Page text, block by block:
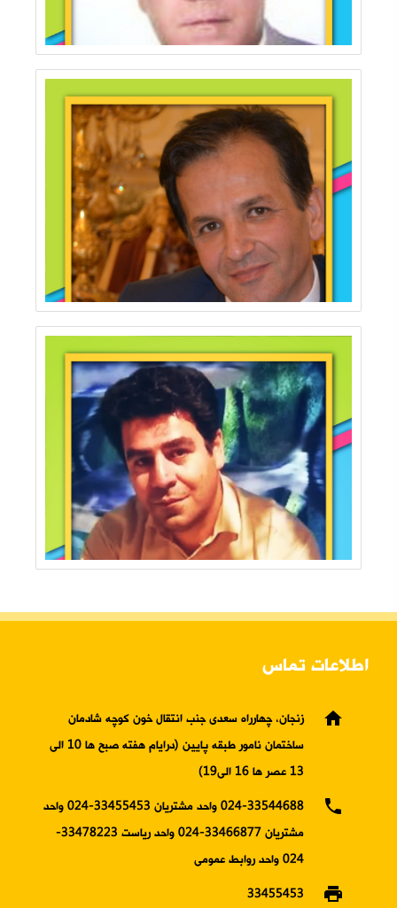
اطلاعات تماس
home
زنجان، چهارراه سعدی جنب انتقال خون کوچه شادمان
ساختمان نامور طبقه پایین (درایام هفته صبح ها 10 الی
13 عصر ها 16 الی19)
phone
024-33544688 واحد مشتریان 33455453-024 واحد
مشتریان 33466877-024 واحد ریاست 33478223-
024 واحد روابط عمومی
print
33455453